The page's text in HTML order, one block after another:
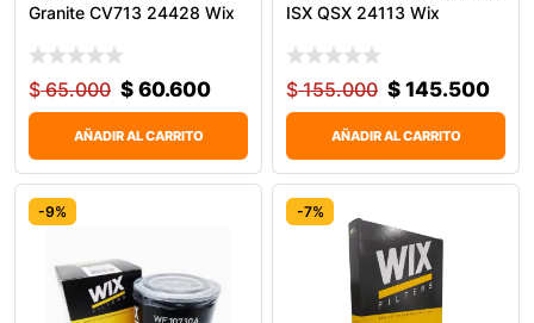
Granite CV713 24428 Wix
$65.000 $ 60.600
AÑADIR AL CARRITO
ISX QSX 24113 Wix
$155.000 $ 145.500
AÑADIR AL CARRITO
-9% -7%